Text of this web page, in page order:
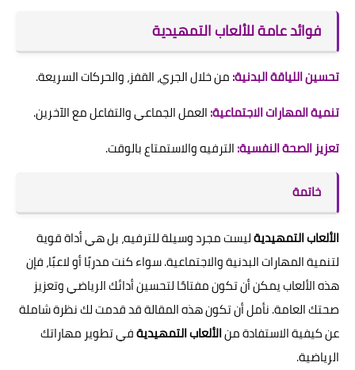
فوائد عامة للألعاب التمهيدية
تحسين اللياقة البدنية:من خلال الجري، القفز، والحركات السريعة.
تنمية المهارات الاجتماعية:العمل الجماعي والتفاعل مع الآخرين.
تعزيز الصحة النفسية:الترفيه والاستمتاع بالوقت.
خاتمة
الألعاب التمهيديةليست مجرد وسيلة للترفيه، بل هي أداة قوية
لتنمية المهارات البدنية والاجتماعية. سواء كنت مدربًا أو لاعبًا، فإن
هذه الألعاب يمكن أن تكون مفتاحًا لتحسين أدائك الرياضي وتعزيز
صحتك العامة. نأمل أن تكون هذه المقالة قد قدمت لك نظرة شاملة
عن كيفية الاستفادة منالألعاب التمهيديةفي تطوير مهاراتك
الرياضية.